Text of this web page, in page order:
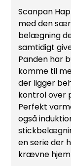
Scanpan
med den
belægning
samtidigt
Panden har
komme til
der ligger
kontrol over
Perfekt
også
en serie der
krævne